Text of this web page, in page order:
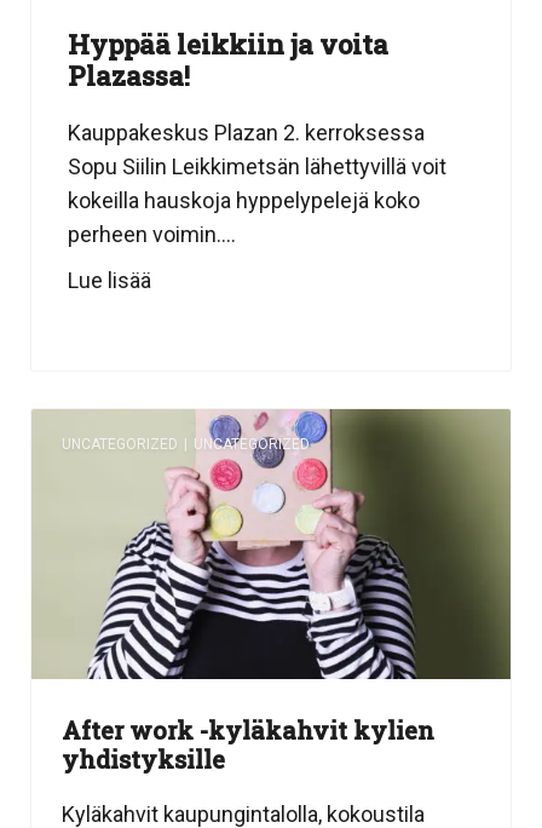
Hyppää leikkiin ja voita
Plazassa!
Kauppakeskus Plazan 2. kerroksessa
Sopu Siilin Leikkimetsän lähettyvillä voit
kokeilla hauskoja hyppelypelejä koko
perheen voimin....
Lue lisää
After work -kyläkahvit kylien
yhdistyksille
Kyläkahvit kaupungintalolla, kokoustila
UNCATEGORIZED UNCATEGORIZED